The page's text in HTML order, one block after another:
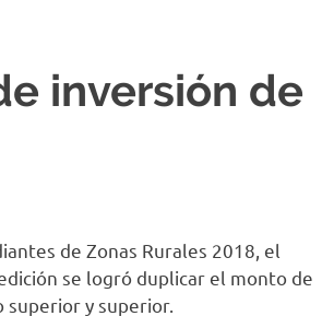
inversión de
de Zonas Rurales 2018, el
se logró duplicar el monto de
superior y superior.